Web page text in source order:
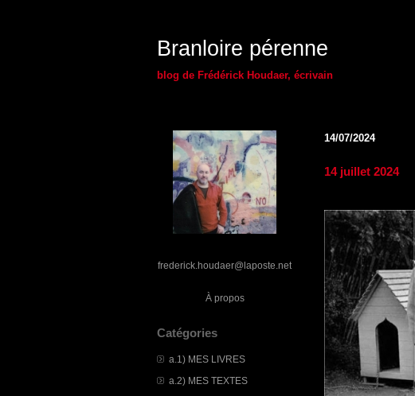
Branloire pérenne
blog de Frédérick Houdaer, écrivain
frederick.houdaer@laposte.net
À propos
Catégories
a.1) MES LIVRES
a.2) MES TEXTES
14/07/2024
14 juillet 2024